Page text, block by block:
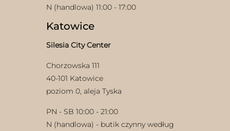
N (handlowa) 11:00 - 17:00
Katowice
Silesia City Center
Chorzowska 111
40-101 Katowice
poziom 0, aleja Tyska
PN - SB 10:00 - 21:00
N (handlowa) - butik czynny według